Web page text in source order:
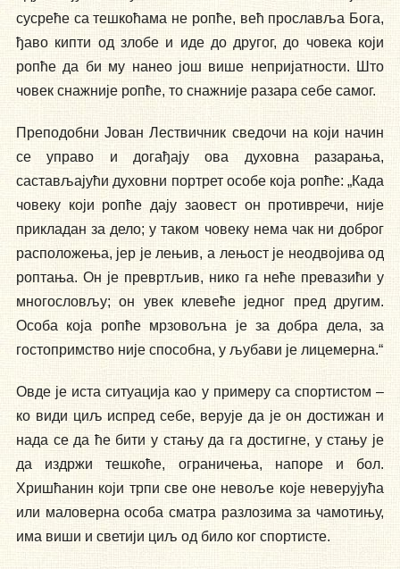
сусреће са тешкоћама не ропће, већ прославља Бога,
ђаво кипти од злобе и иде до другог, до човека који
ропће да би му нанео још више непријатности. Што
човек снажније ропће, то снажније разара себе самог.
Преподобни Јован Лествичник сведочи на који начин
се управо и догађају ова духовна разарања,
састављајући духовни портрет особе која ропће: „Када
човеку који ропће дају заовест он противречи, није
прикладан за дело; у таком човеку нема чак ни доброг
расположења, јер је лењив, а лењост је неодвојива од
роптања. Он је превртљив, нико га неће превазићи у
многословљу; он увек клевеће једног пред другим.
Особа која ропће мрзовољна је за добра дела, за
гостопримство није способна, у љубави је лицемерна.“
Овде је иста ситуација као у примеру са спортистом –
ко види циљ испред себе, верује да је он достижан и
нада се да ће бити у стању да га достигне, у стању је
да издржи тешкоће, ограничења, напоре и бол.
Хришћанин који трпи све оне невоље које неверујућа
или маловерна особа сматра разлозима за чамотињу,
има виши и светији циљ од било ког спортисте.